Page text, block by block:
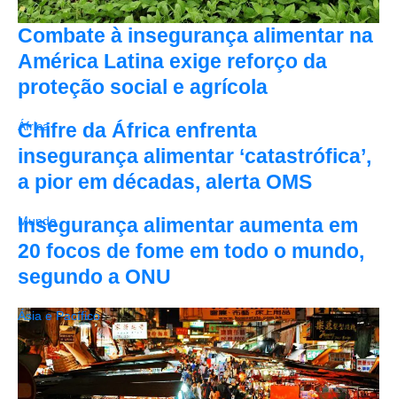
Combate à insegurança alimentar na
América Latina exige reforço da
proteção social e agrícola
Chifre da África enfrenta
insegurança alimentar ‘catastrófica’,
a pior em décadas, alerta OMS
África
Insegurança alimentar aumenta em
20 focos de fome em todo o mundo,
segundo a ONU
Mundo
Ásia e Pacífico